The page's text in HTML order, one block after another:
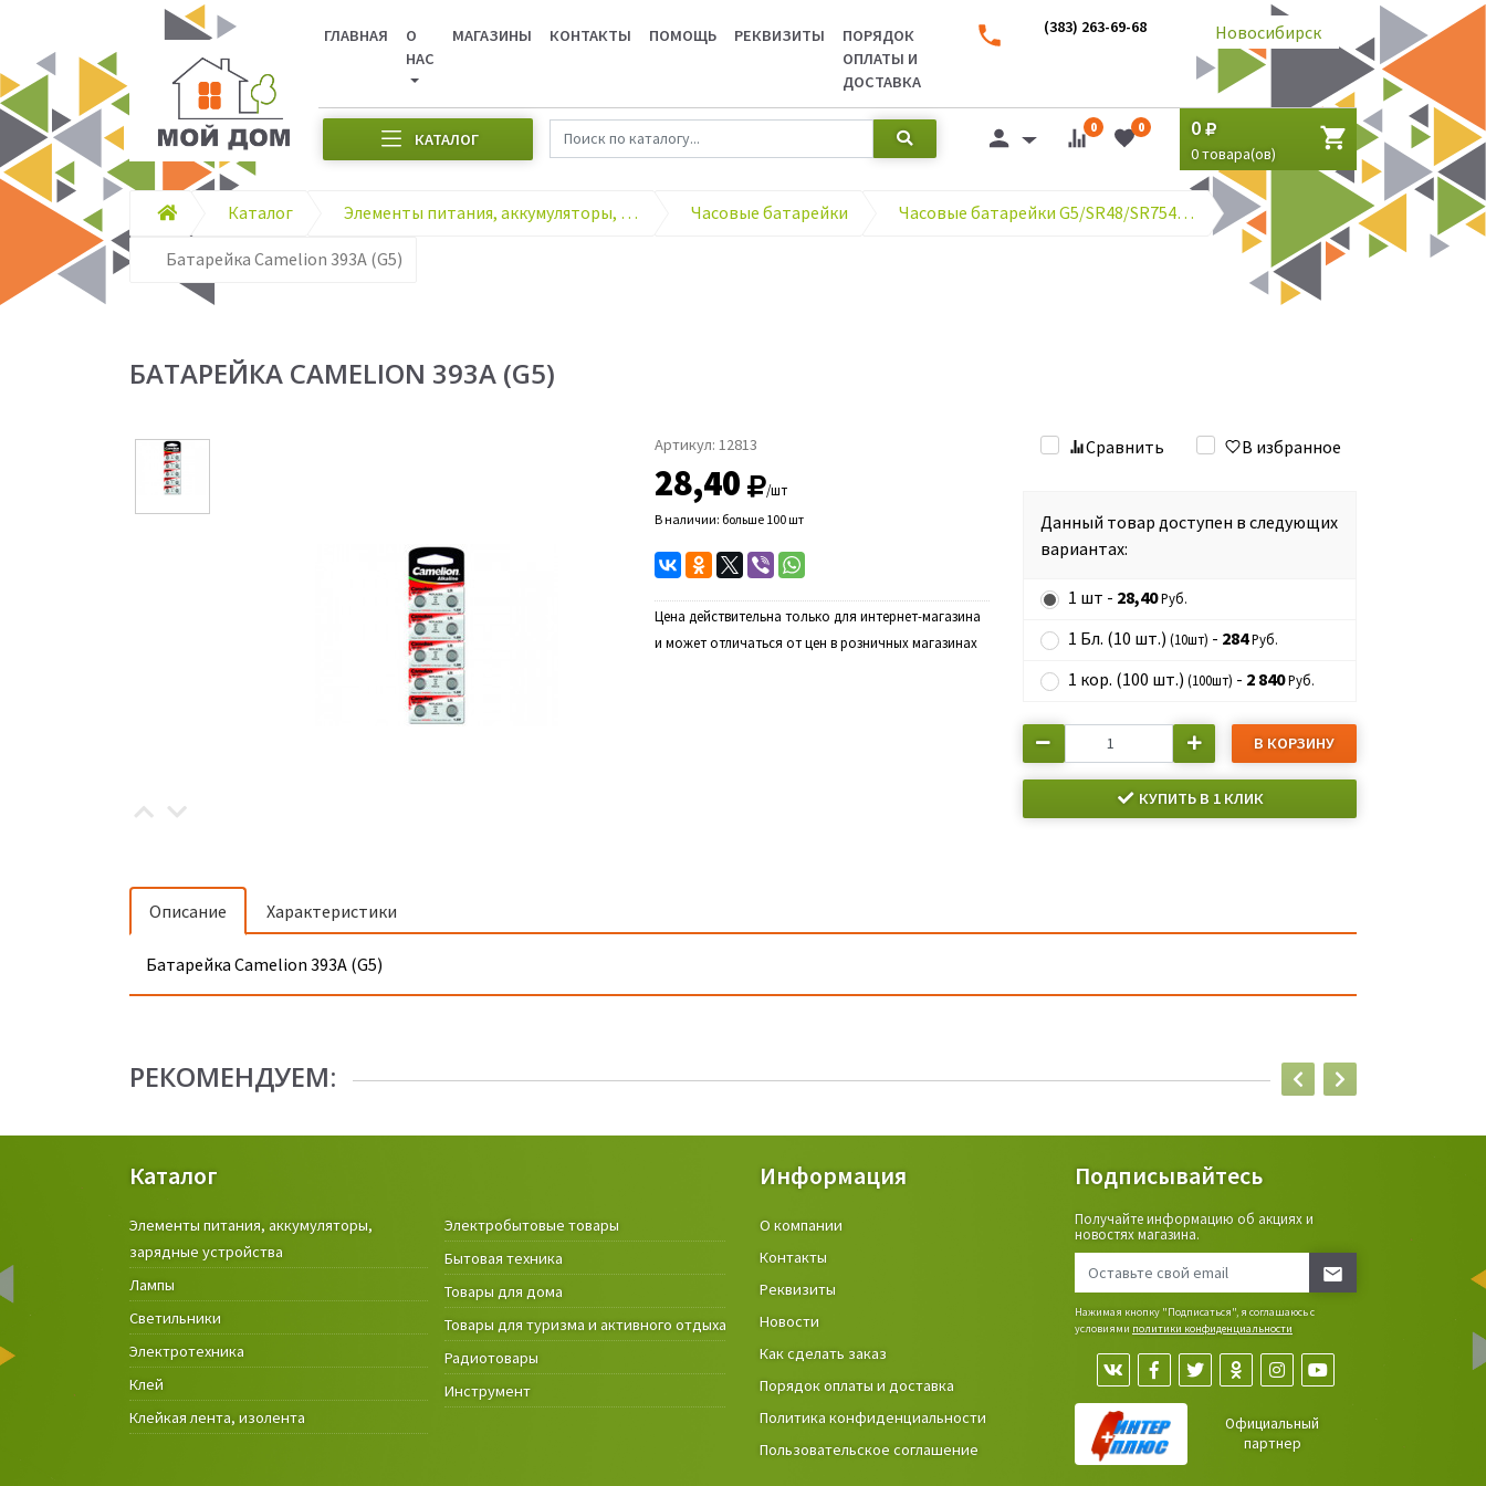
ГЛАВНАЯ
О
НАС
МАГАЗИНЫ КОНТАКТЫ ПОМОЩЬ РЕКВИЗИТЫ
ПОРЯДОК
ОПЛАТЫ И
ДОСТАВКА
(383) 263-69-68 Новосибирск
КАТАЛОГ
0 0 0
0товара(ов)
Каталог Элементы питания, аккумуляторы, зарядные устройства Часовые батарейки Часовые батарейки G5/SR48/SR754W/393
Батарейка Camelion 393A (G5)
БАТАРЕЙКА CAMELION 393A (G5)
Артикул: 12813
28,40 /шт
В наличии: больше 100 шт
Цена действительна только для интернет-магазина
и может отличаться от цен в розничных магазинах
Сравнить В избранное
Данный товар доступен в следующих
вариантах:
1 шт - 28,40 Руб.
1 Бл. (10 шт.) (10шт) - 284 Руб.
1 кор. (100 шт.) (100шт) - 2 840 Руб.
В КОРЗИНУ
КУПИТЬ В 1 КЛИК
Описание Характеристики
Батарейка Camelion 393A (G5)
РЕКОМЕНДУЕМ:
Каталог
Элементы питания, аккумуляторы,
зарядные устройства
Лампы
Светильники
Электротехника
Клей
Клейкая лента, изолента
Электробытовые товары
Бытовая техника
Товары для дома
Товары для туризма и активного отдыха
Радиотовары
Инструмент
Крепёжные изделия и строительные
материалы
Товары и инструмент для дачи, сада,
Фонари
Информация
О компании
Контакты
Реквизиты
Новости
Как сделать заказ
Порядок оплаты и доставка
Политика конфиденциальности
Пользовательское соглашение
Подписывайтесь
Получайте информацию об акциях и
новостях магазина.
Нажимая кнопку "Подписаться", я соглашаюсь с
условиями политики конфиденциальности
Официальный
партнер